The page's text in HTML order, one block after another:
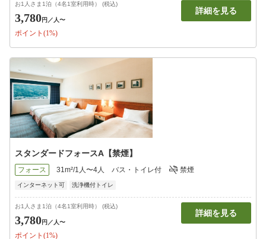
お1人さま1泊（4名1室利用時） (税込)
3,780円 ／人〜
ポイント(1%)
詳細を見る
スタンダードフォースA【禁煙】
フォース 31m²/1人〜4人 バス・トイレ付 禁煙
インターネット可 洗浄機付トイレ
お1人さま1泊（4名1室利用時） (税込)
3,780円 ／人〜
ポイント(1%)
詳細を見る